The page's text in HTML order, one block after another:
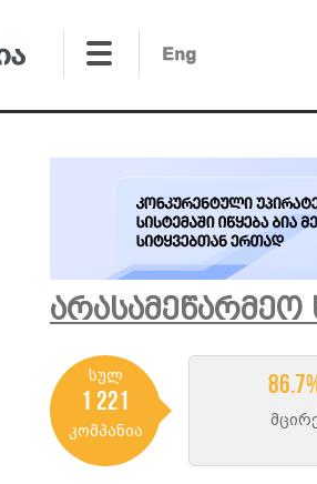
Არასამეწარმეო
სულ
1 221
კომპანია